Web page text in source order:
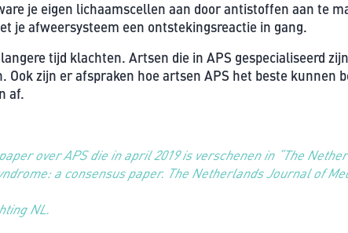
t
n
je eigen lichaamscellen aan door antistoffen aan te
je afweersysteem een ontstekingsreactie in gang.
tijd klachten. Artsen die in APS gespecialiseerd
zijn er afspraken hoe artsen APS het beste kunnen
af.
over APS die in april 2019 is verschenen in “The
a consensus paper. The Netherlands Journal of
NL.